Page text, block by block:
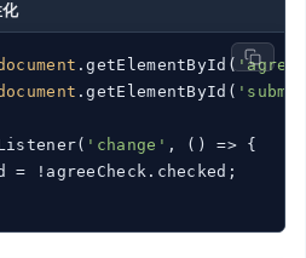
.getElementById(
.getElementById(
'change' , () => {
= !agreeCheck.checked;